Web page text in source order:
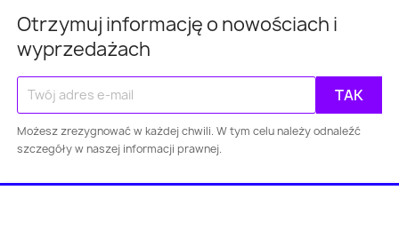
Otrzymuj informację o nowościach i
wyprzedażach
Możesz zrezygnować w każdej chwili. W tym celu należy odnaleźć
szczegóły w naszej informacji prawnej.